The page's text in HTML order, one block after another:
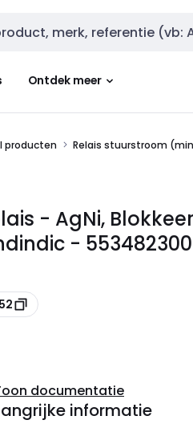
Ontdek meer
producten Relais stuurstroom
- AgNi,
-
documentatie
informatie